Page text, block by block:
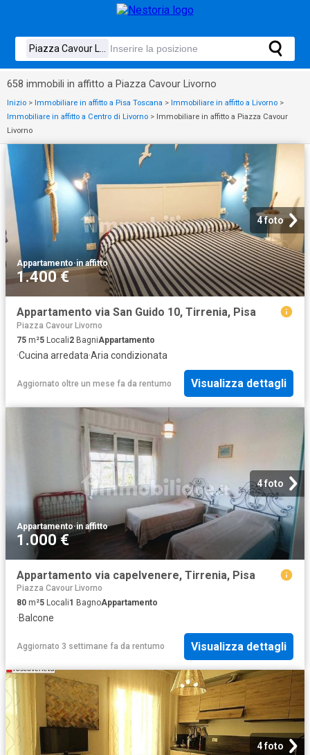
658 immobili in affitto a Piazza Cavour Livorno
Inizio > Immobiliare in affitto a Pisa Toscana > Immobiliare in affitto a Livorno >
Immobiliare in affitto a Centro di Livorno > Immobiliare in affitto a Piazza Cavour
Livorno
4 foto
Appartamento·in affitto
1.400 €
Appartamento via San Guido 10, Tirrenia, Pisa
Piazza Cavour Livorno
75 m²5 Locali2 BagniAppartamento
·Cucina arredata·Aria condizionata
Aggiornato oltre un mese fa da rentumo Visualizza dettagli
4 foto
Appartamento·in affitto
1.000 €
Appartamento via capelvenere, Tirrenia, Pisa
Piazza Cavour Livorno
80 m²5 Locali1 BagnoAppartamento
·Balcone
Aggiornato 3 settimane fa da rentumo Visualizza dettagli
4 foto